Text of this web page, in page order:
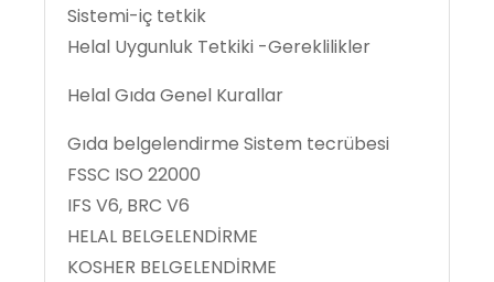
Sistemi-iç tetkik
Helal Uygunluk Tetkiki -Gereklilikler
Helal Gıda Genel Kurallar
Gıda belgelendirme Sistem tecrübesi
FSSC ISO 22000
IFS V6, BRC V6
HELAL BELGELENDİRME
KOSHER BELGELENDİRME